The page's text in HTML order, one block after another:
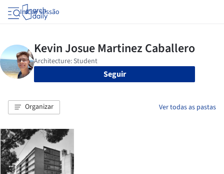
Iniciar sessão
Seguir
Organizar Ver todas as pastas